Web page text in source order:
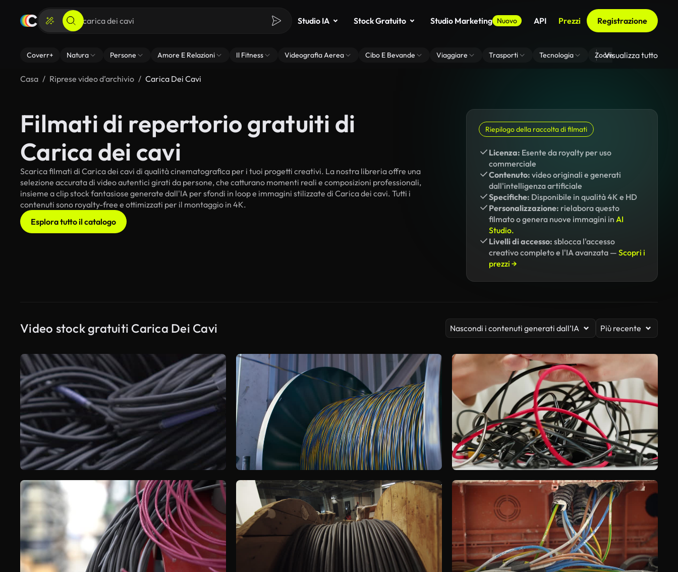
Studio IA Stock Gratuito Studio Marketing Nuovo API Prezzi Registrazione
Coverr+ Natura Persone Amore E Relazioni Il Fitness Videografia Aerea Cibo E Bevande Viaggiare Trasporti Tecnologia Zoom Di Sfondo Virtuale
Visualizza tutto
Casa Riprese video d’archivio Carica Dei Cavi
Filmati di repertorio gratuiti di
Carica dei cavi
Scarica filmati di Carica dei cavi di qualità cinematografica per i tuoi progetti creativi. La nostra libreria offre una
selezione accurata di video autentici girati da persone, che catturano momenti reali e composizioni professionali,
insieme a clip stock fantasiose generate dall'IA per sfondi in loop e immagini stilizzate di Carica dei cavi. Tutti i
contenuti sono royalty-free e ottimizzati per il montaggio in 4K.
Esplora tutto il catalogo
Riepilogo della raccolta di filmati
Licenza: Esente da royalty per uso
commerciale
Contenuto: video originali e generati
dall'intelligenza artificiale
Specifiche: Disponibile in qualità 4K e HD
Personalizzazione: rielabora questo
filmato o genera nuove immagini in AI
Studio.
Livelli di accesso: sblocca l'accesso
creativo completo e l'IA avanzata — Scopri i
prezzi →
Video stock gratuiti Carica Dei Cavi Nascondi i contenuti generati dall’IA Più recente